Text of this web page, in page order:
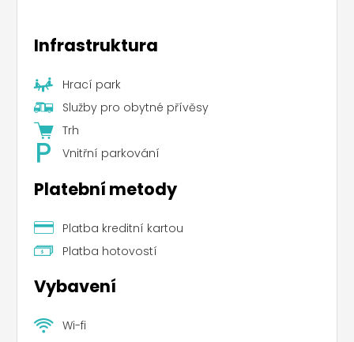
Infrastruktura
Hrací park
Služby pro obytné přívěsy
Trh
Vnitřní parkování
Platební metody
Platba kreditní kartou
Platba hotovostí
Vybavení
Wi-fi